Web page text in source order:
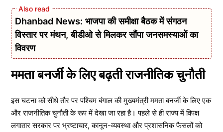
Dhanbad News: भाजपा की समीक्षा बैठक में संगठन
विस्तार पर मंथन, बीडीओ से मिलकर सौंपा जनसमस्याओं का
विवरण
ममता बनर्जी के लिए बढ़ती राजनीतिक चुनौती
इस घटना को सीधे तौर पर पश्चिम बंगाल की मुख्यमंत्री ममता बनर्जी के लिए एक
और राजनीतिक चुनौती के रूप में देखा जा रहा है। पहले से ही राज्य में विपक्ष
लगातार सरकार पर भ्रष्टाचार, कानून-व्यवस्था और प्रशासनिक फैसलों को